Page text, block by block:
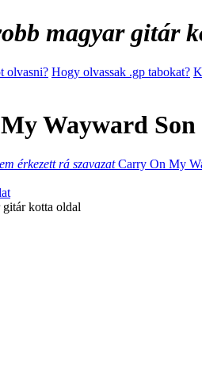
magyar gitár
olvasni? Hogy olvassak .gp tabokat?
Wayward
érkezett rá szavazatCarry On My
kotta oldal